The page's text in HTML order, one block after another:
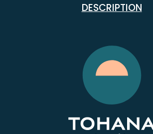
DESCRIPTION